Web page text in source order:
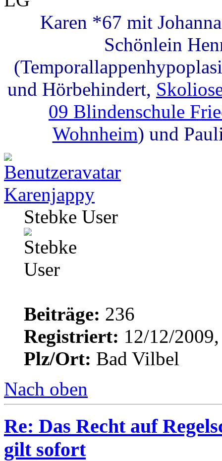
Karen *67 mit
Schönlein
und Hörbehindert,
09 Blindenschule
Wohnheim) und
Karenjappy
Stebke User
Beiträge: 236
Registriert: 12/12/
Plz/Ort: Bad Vilbel
Nach oben
Re: Das Recht auf
gilt sofort